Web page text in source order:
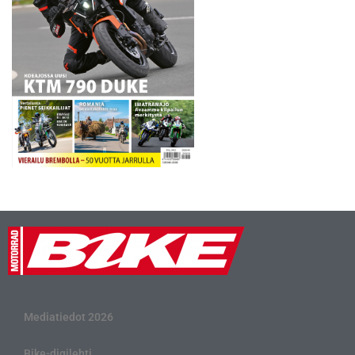
Maisemallisilta rantateiltä…
Mediatiedot 2026